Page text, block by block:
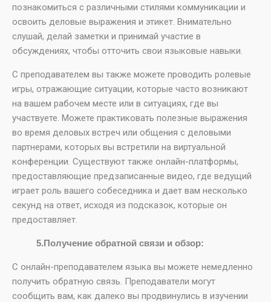
познакомиться с различными стилями коммуникации и
освоить деловые выражения и этикет. Внимательно
слушай, делай заметки и принимай участие в
обсуждениях, чтобы отточить свои языковые навыки.
С преподавателем вы также можете проводить ролевые
игры, отражающие ситуации, которые часто возникают
на вашем рабочем месте или в ситуациях, где вы
участвуете. Можете практиковать полезные выражения
во время деловых встреч или общения с деловыми
партнерами, которых вы встретили на виртуальной
конференции. Существуют также онлайн-платформы,
предоставляющие предзаписанные видео, где ведущий
играет роль вашего собеседника и дает вам несколько
секунд на ответ, исходя из подсказок, которые он
предоставляет.
5.Получение обратной связи и обзор:
С онлайн-преподавателем языка вы можете немедленно
получить обратную связь. Преподаватели могут
сообщить вам, как далеко вы продвинулись в изучении